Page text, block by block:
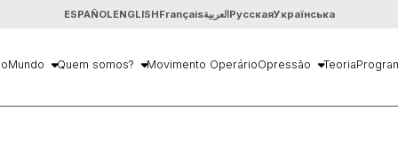
ESPAÑOLENGLISHFrançaisالعربيةРусскаяУкраїнська
Mundo Quem somos? Movimento OperárioOpressão Teoria